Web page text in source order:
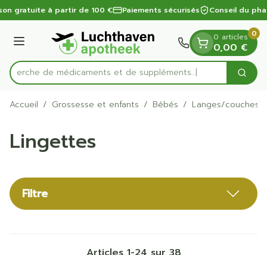
Aller au contenu
1 de 1
gratuite à partir de 100 € Paiements sécurisés Conseil du
Menu
Rechercher
Recherche de médicament
0 articles
0,00 €
0
Accueil / Grossesse et enfants / Bébés / Langes/couches
Lingettes
Filtre